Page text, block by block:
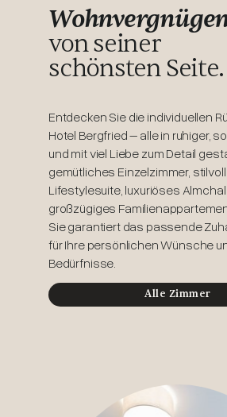
von seiner
schönsten Seite.
Entdecken Sie die individuellen
Hotel Bergfried – alle in ruhiger,
und mit viel Liebe zum Detail
gemütliches Einzelzimmer,
Lifestylesuite, luxuriöses
großzügiges
Sie garantiert das passende
für Ihre persönlichen Wünsche
Bedürfnisse.
Alle Zimmer